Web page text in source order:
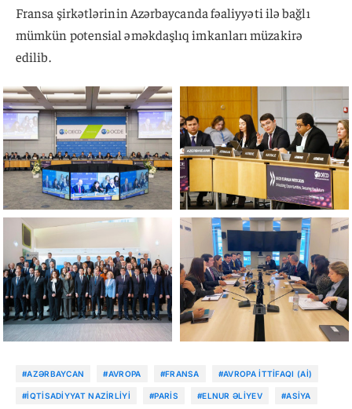
Fransa şirkətlərinin Azərbaycanda fəaliyyəti ilə bağlı
mümkün potensial əməkdaşlıq imkanları müzakirə
edilib.
#AZƏRBAYCAN #AVROPA #FRANSA #AVROPA İTTIFAQI (Aİ)
#İQTISADIYYAT NAZIRLIYI #PARIS #ELNUR ƏLIYEV #ASIYA